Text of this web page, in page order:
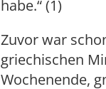
habe.“ (1)
Zuvor war
griechischen
Wochenende,